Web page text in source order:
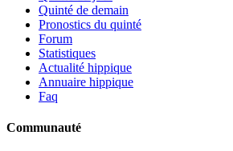
Quinté de demain
Pronostics du quinté
Forum
Statistiques
Actualité hippique
Annuaire hippique
Faq
Communauté